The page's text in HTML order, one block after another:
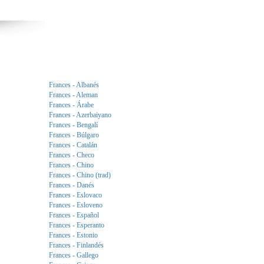
Frances - Albanés
Frances - Aleman
Frances - Árabe
Frances - Azerbaiyano
Frances - Bengalí
Frances - Búlgaro
Frances - Catalán
Frances - Checo
Frances - Chino
Frances - Chino (trad)
Frances - Danés
Frances - Eslovaco
Frances - Esloveno
Frances - Español
Frances - Esperanto
Frances - Estonio
Frances - Finlandés
Frances - Gallego